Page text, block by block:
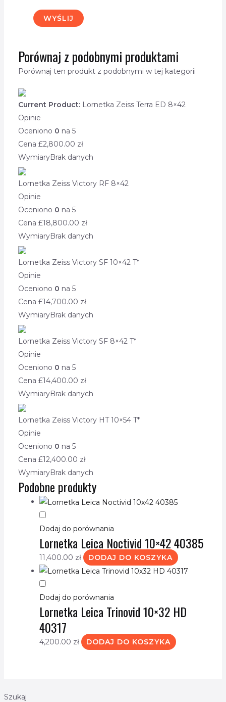
Szukaj
Porównaj z podobnymi produktami
Porównaj ten produkt z podobnymi w tej kategorii
Current Product: Lornetka Zeiss Terra ED 8×42
Opinie
Oceniono 0 na 5
Cena £2,800.00 zł
WymiaryBrak danych
Lornetka Zeiss Victory RF 8×42
Opinie
Oceniono 0 na 5
Cena £18,800.00 zł
WymiaryBrak danych
Lornetka Zeiss Victory SF 10×42 T*
Opinie
Oceniono 0 na 5
Cena £14,700.00 zł
WymiaryBrak danych
Lornetka Zeiss Victory SF 8×42 T*
Opinie
Oceniono 0 na 5
Cena £14,400.00 zł
WymiaryBrak danych
Lornetka Zeiss Victory HT 10×54 T*
Opinie
Oceniono 0 na 5
Cena £12,400.00 zł
WymiaryBrak danych
Podobne produkty
Dodaj do porównania
Lornetka Leica Noctivid 10×42 40385
11,400.00 zł DODAJ DO KOSZYKA
Dodaj do porównania
Lornetka Leica Trinovid 10×32 HD
40317
4,200.00 zł DODAJ DO KOSZYKA